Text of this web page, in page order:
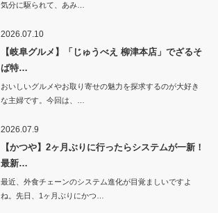
気分に駆られて、あみ…
2026.07.10
【岐阜グルメ】「じゅうべえ 柳津本店」でざるそ
ば特…
おいしいグルメやお取り寄せの魅力を探求するのが大好き
な主婦です。今回は、…
2026.07.9
【かつや】2ヶ月ぶりに行ったらシステムが一新！
最新…
最近、外食チェーンのシステム進化が目覚ましいですよ
ね。先日、1ヶ月ぶりにかつ…